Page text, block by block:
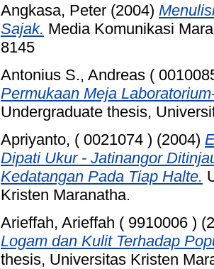
Angkasa, Peter (2004)
Sajak. Media Komunikasi
8145
Antonius S., Andreas (
Permukaan Meja
Undergraduate thesis,
Apriyanto, ( 0021074 ) (2004)
Dipati Ukur - Jatinangor
Kedatangan Pada Tiap Halte.
Kristen Maranatha.
Arieffah, Arieffah ( 9910006 )
Logam dan Kulit Terhadap
thesis, Universitas Kristen